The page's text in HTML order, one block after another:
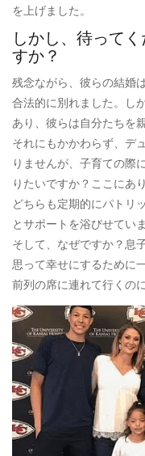
を上げました。
しかし、待って
すか？
残念ながら、彼らの結婚
合法的に別れました。し
あり、彼らは自分たちを
それにもかかわらず、デ
りませんが、子育ての際
りたいですか？ここにあ
どちらも定期的にパトリ
とサポートを浴びせていま
そして、なぜですか？息
思って幸せにするために
前列の席に連れて行くの